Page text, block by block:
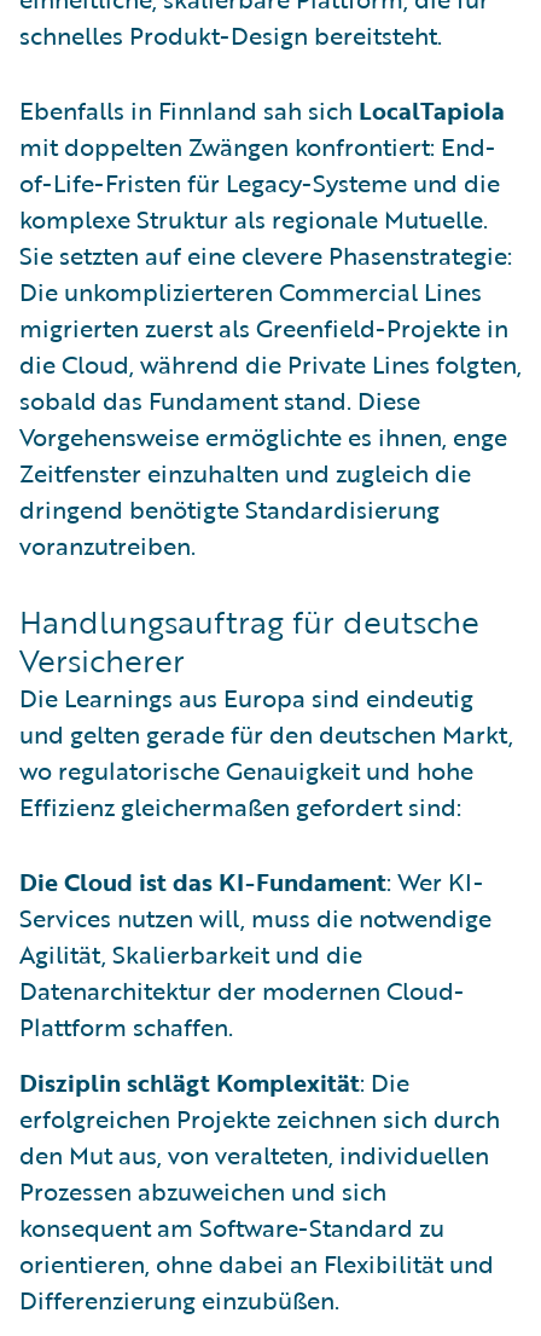
schnelles Produkt-Design bereitsteht.
Ebenfalls in Finnland sah sich LocalTapiola
mit doppelten Zwängen konfrontiert: End-
of-Life-Fristen für Legacy-Systeme und die
komplexe Struktur als regionale Mutuelle.
Sie setzten auf eine clevere Phasenstrategie:
Die unkomplizierteren Commercial Lines
migrierten zuerst als Greenfield-Projekte in
die Cloud, während die Private Lines folgten,
sobald das Fundament stand. Diese
Vorgehensweise ermöglichte es ihnen, enge
Zeitfenster einzuhalten und zugleich die
dringend benötigte Standardisierung
voranzutreiben.
Handlungsauftrag für deutsche
Versicherer
Die Learnings aus Europa sind eindeutig
und gelten gerade für den deutschen Markt,
wo regulatorische Genauigkeit und hohe
Effizienz gleichermaßen gefordert sind:
Die Cloud ist das KI-Fundament: Wer KI-
Services nutzen will, muss die notwendige
Agilität, Skalierbarkeit und die
Datenarchitektur der modernen Cloud-
Plattform schaffen.
Disziplin schlägt Komplexität: Die
erfolgreichen Projekte zeichnen sich durch
den Mut aus, von veralteten, individuellen
Prozessen abzuweichen und sich
konsequent am Software-Standard zu
orientieren, ohne dabei an Flexibilität und
Differenzierung einzubüßen.